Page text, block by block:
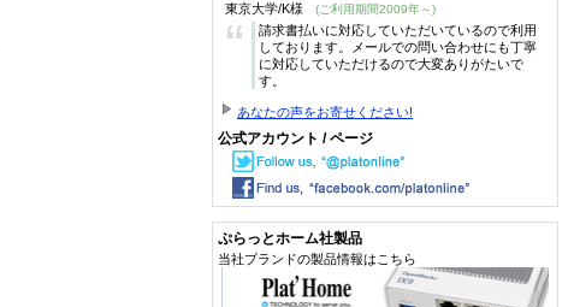
東京大学/K様 (ご利用期間2009年～)
“
請求書払いに対応していただいているので利用
しております。メールでの問い合わせにも丁寧
に対応していただけるので大変ありがたいで
す。
あなたの声をお寄せください!
公式アカウント / ページ
ぷらっとホーム社製品
当社ブランドの製品情報はこちら